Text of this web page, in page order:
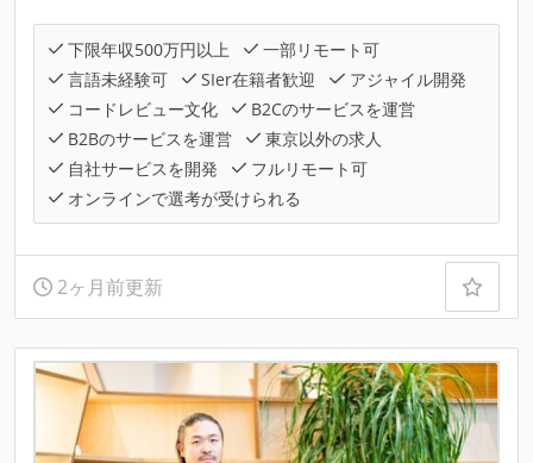
下限年収500万円以上
一部リモート可
言語未経験可
SIer在籍者歓迎
アジャイル開発
コードレビュー文化
B2Cのサービスを運営
B2Bのサービスを運営
東京以外の求人
自社サービスを開発
フルリモート可
オンラインで選考が受けられる
2ヶ月前更新